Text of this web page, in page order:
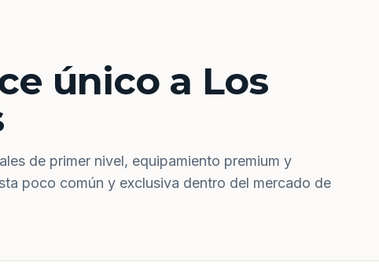
único a Los
de primer nivel, equipamiento premium y
poco común y exclusiva dentro del mercado de